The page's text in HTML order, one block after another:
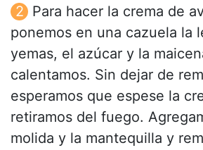
Para hacer la crema de
ponemos en una cazuela la
yemas, el azúcar y la
calentamos. Sin dejar de
esperamos que espese la
retiramos del fuego.
molida y la mantequilla y